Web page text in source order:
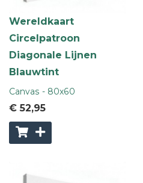
Wereldkaart
Circelpatroon
Diagonale Lijnen
Blauwtint
Canvas - 80x60
€ 52,95